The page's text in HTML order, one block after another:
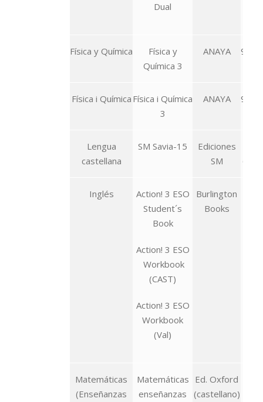
Dual
Física y Química
Física y
Química 3
ANAYA
978-
Física i Química Física i Química
3
ANAYA
978-
Lengua
castellana
SM Savia-15
Ediciones
SM
Inglés
Action! 3 ESO
Student´s
Book
Action! 3 ESO
Workbook
(CAST)
Action! 3 ESO
Workbook
(Val)
Burlington
Books
Matemáticas
(Enseñanzas
Matemáticas
enseñanzas
Ed. Oxford
(castellano)